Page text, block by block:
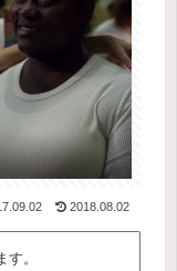
2018.08.02
。